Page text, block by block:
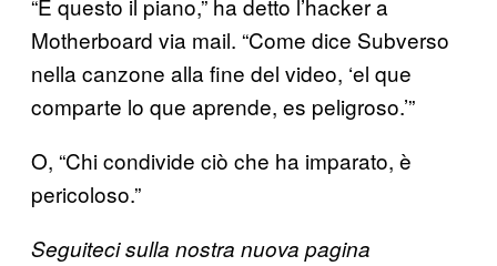
Motherboard via mail. “Come dice Subverso
nella canzone alla fine del video, ‘el que
comparte lo que aprende, es peligroso.’”
O, “Chi condivide ciò che ha imparato, è
pericoloso.”
Seguiteci sulla nostra nuova pagina